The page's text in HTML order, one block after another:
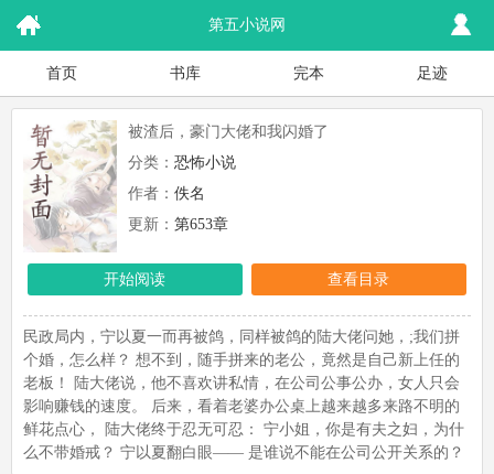
第五小说网
首页 书库 完本 足迹
被渣后，豪门大佬和我闪婚了
分类：恐怖小说
作者：佚名
更新：第653章
开始阅读 查看目录
民政局内，宁以夏一而再被鸽，同样被鸽的陆大佬问她，;我们拼
个婚，怎么样？ 想不到，随手拼来的老公，竟然是自己新上任的
老板！ 陆大佬说，他不喜欢讲私情，在公司公事公办，女人只会
影响赚钱的速度。 后来，看着老婆办公桌上越来越多来路不明的
鲜花点心， 陆大佬终于忍无可忍： 宁小姐，你是有夫之妇，为什
么不带婚戒？ 宁以夏翻白眼—— 是谁说不能在公司公开关系的？